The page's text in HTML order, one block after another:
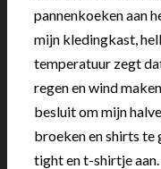
pannenkoeken aan
mijn kledingkast,
temperatuur zegt
regen en wind
besluit om mijn
broeken en shirts te
tight en t-shirtje aan.